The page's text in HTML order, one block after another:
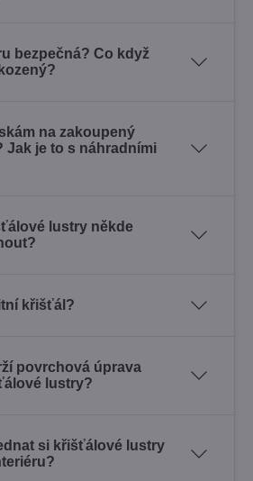
bezpečná? Co když
na zakoupený
Jak je to s náhradními
lustry někde
křišťál?
povrchová úprava
lustry?
si křišťálové lustry